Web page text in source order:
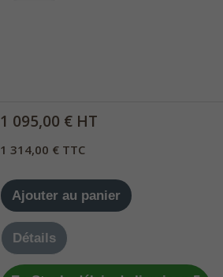
1 095,00 € HT
1 314,00 € TTC
Ajouter au panier
Détails